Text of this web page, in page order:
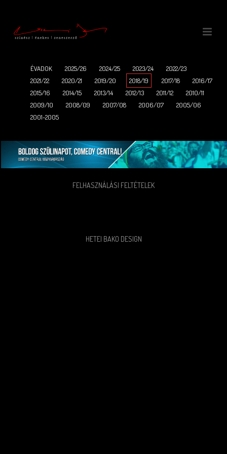
ÉVADOK 2025/26 2024/25 2023/24
2022/23
2021/22
2020/21 2019/20 2018/19 2017/18
2016/17
2015/16
2014/15 2013/14 2012/13 2011/12
2010/11
2009/10
2008/09 2007/08 2006/07
2005/06
2001-2005
FELHASZNÁLÁSI FELTÉTELEK
HETEI BAKO DESIGN